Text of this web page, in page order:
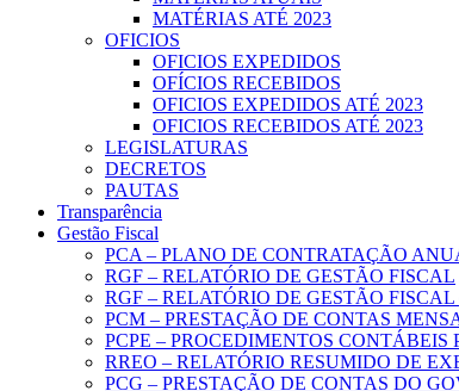
MATÉRIAS ATÉ 2023
OFICIOS
OFICIOS EXPEDIDOS
OFÍCIOS RECEBIDOS
OFICIOS EXPEDIDOS ATÉ 2023
OFICIOS RECEBIDOS ATÉ 2023
LEGISLATURAS
DECRETOS
PAUTAS
Transparência
Gestão Fiscal
PCA – PLANO DE CONTRATAÇÃO
RGF – RELATÓRIO DE GESTÃO FISCAL
RGF – RELATÓRIO DE GESTÃO
PCM – PRESTAÇÃO DE CONTAS
PCPE – PROCEDIMENTOS CONTÁBEIS
RREO – RELATÓRIO RESUMIDO DE
PCG – PRESTAÇÃO DE CONTAS DO